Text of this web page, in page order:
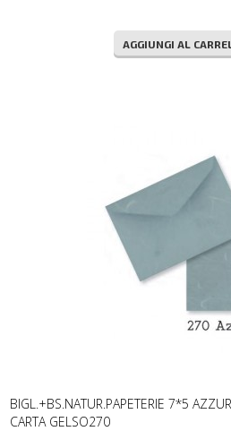
AGGIUNGI AL
BIGL.+BS.NATUR.PAPETERIE 7*5
CARTA GELSO270